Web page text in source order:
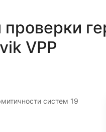
проверки
VPP
систем 19